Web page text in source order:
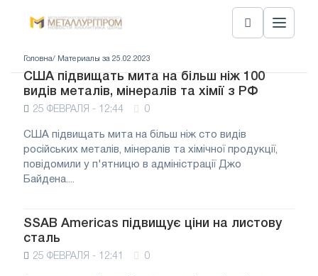
Головна/ Материалы за 25.02.2023
США підвищать мита на більш ніж 100
видів металів, мінералів та хімії з РФ
25 ФЕВРАЛЯ - 12:44 0
США підвищать мита на більш ніж сто видів
російських металів, мінералів та хімічної продукції,
повідомили у п'ятницю в адміністрації Джо
Байдена....
SSAB Americas підвищує ціни на листову
сталь
25 ФЕВРАЛЯ - 12:41 0